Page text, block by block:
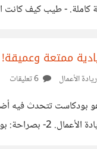
- طيب كيف كانت
ريادة الأعمال
بودكاست تتحدث فيه